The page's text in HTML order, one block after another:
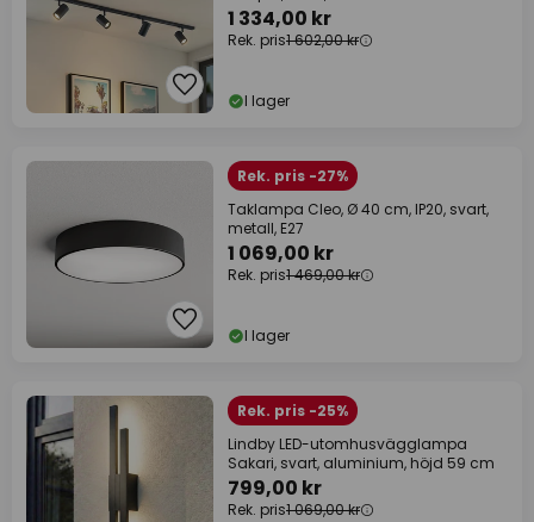
1 334,00 kr
Rek. pris1 602,00 kr
I lager
Rek. pris -27%
Taklampa Cleo, Ø 40 cm, IP20, svart,
metall, E27
1 069,00 kr
Rek. pris1 469,00 kr
I lager
Rek. pris -25%
Lindby LED-utomhusvägglampa
Sakari, svart, aluminium, höjd 59 cm
799,00 kr
Rek. pris1 069,00 kr